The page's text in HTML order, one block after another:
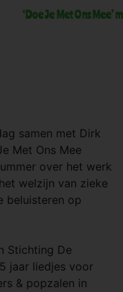
‘Doe Je Met Ons
samen met Dirk
Met Ons Mee
over het werk
welzijn van zieke
beluisteren op
Stichting De
jaar liedjes voor
& popzalen in